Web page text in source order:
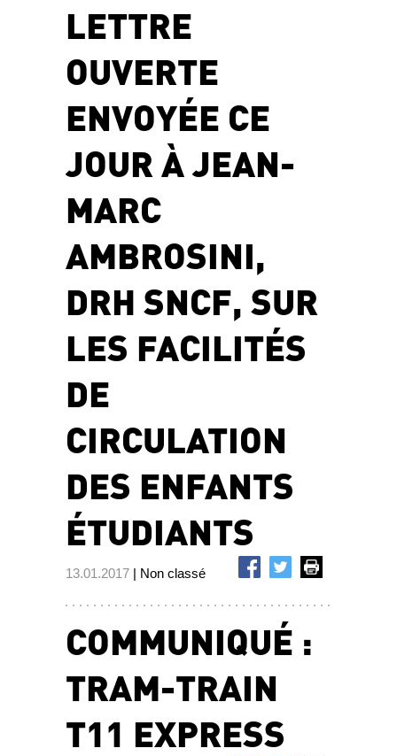
LETTRE
OUVERTE
ENVOYÉE CE
JOUR À JEAN-
MARC
AMBROSINI,
DRH SNCF, SUR
LES FACILITÉS
DE
CIRCULATION
DES ENFANTS
ÉTUDIANTS
13.01.2017 | Non classé
COMMUNIQUÉ :
TRAM-TRAIN
T11 EXPRESS